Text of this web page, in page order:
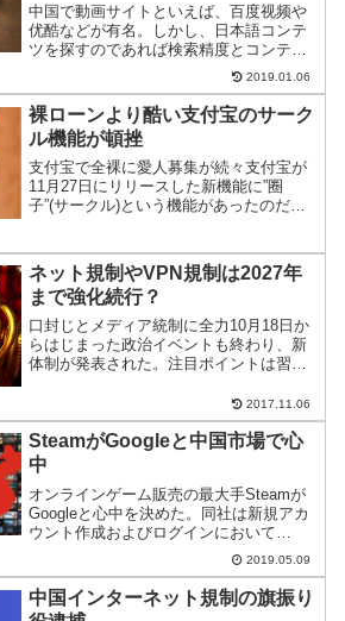
中国で動画サイトといえば、百度视频や
优酷などが有名。しかし、日本語コンテ
ツを探すのであれば検索精度とコンテン
ツの多さからYouTubeになる。そんな
YouTubeを中国で少しでも快適にする－
すなわち、細い帯域をフル活用する方法
をご紹介。
2019.01.06
裸ローンより酷い支付宝のサーク
ル機能が頓挫
支付宝で全裸に愛人募集が続々支付宝が
11月27日にリリースした新機能に”圈
子”(サークル)という機能があったのだ
ネット規制やVPN規制は2027年
まで強化続行？
口封じとメディア統制に全力10月18日か
らはじまった政治イベントも終わり、新
体制が発表された。注目ポイントは習近
ことだ。終わりの見えない検閲やネット
規制強化がまだまだ続きそうだ。
2017.11.06
SteamがGoogleと中国市場で心
中
オンラインゲーム販売の最大手Steamが
Googleと心中を決めた。同社は新規アカ
ウント作成およびログインにおいて
Googleが提供するreCAPTCHAを導入、
中国ユーザが阿鼻叫喚となっている。
2019.05.09
中国インターネット規制の旗振り